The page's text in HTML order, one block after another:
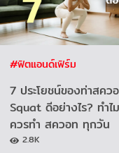
#ฟิตแอนด์เฟิร์ม
7 ประโยชน์ของท่าสคว
Squat ดีอย่างไร? ทำไ
ควรทำ สควอท ทุกวัน
2.8K